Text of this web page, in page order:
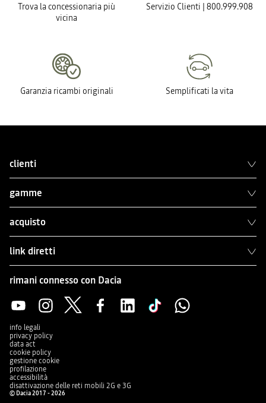
Trova la concessionaria più
vicina
Servizio Clienti | 800.999.908
Garanzia ricambi originali Semplificati la vita
clienti
gamme
acquisto
link diretti
rimani connesso con Dacia
info legali
privacy policy
data act
cookie policy
gestione cookie
profilazione
accessibilità
disattivazione delle reti mobili 2G e 3G
© Dacia 2017 - 2026